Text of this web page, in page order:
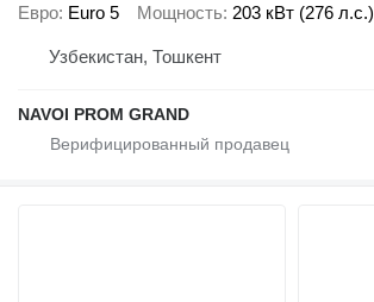
Евро Euro 5 Мощность 203 кВт (276 л.с.)
Узбекистан, Тошкент
NAVOI PROM GRAND